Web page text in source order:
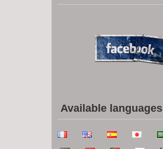
Available languages